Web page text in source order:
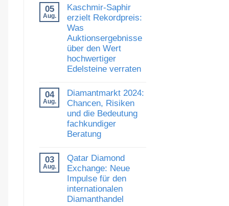
Gilbertson
für
den
Diamantkauf
bedeutet
zu
Luxusschmuckmarkt
zeigt
Stärke:
Was
die
Nachfrage
nach
Diamanten
und
bedeutet
05
Aug.
Kaschmir-Saphir
erzielt Rekordpreis:
Was
Auktionsergebnisse
über den Wert
hochwertiger
Edelsteine verraten
zu
Kaschmir-
Saphir
erzielt
Rekordpreis:
Was
Auktionsergebnisse
Wert
hochwertiger
Edelsteine
verraten
04
Aug.
Diamantmarkt 2024:
Chancen, Risiken
und die Bedeutung
fachkundiger
Beratung
zu
Diamantmarkt
2024:
Chancen,
Risiken
und
die
03
Aug.
Qatar Diamond
Exchange: Neue
Impulse für den
internationalen
Diamanthandel